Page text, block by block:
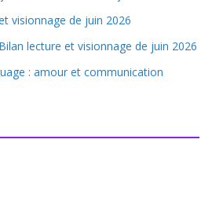
visionnage de juin 2026
Bilan lecture et visionnage de juin 2026
: amour et communication